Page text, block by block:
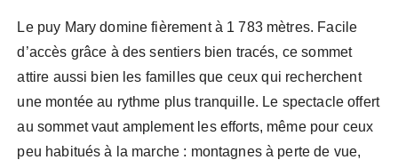
Le puy Mary domine fièrement à 1 783 mètres. Facile
d’accès grâce à des sentiers bien tracés, ce sommet
attire aussi bien les familles que ceux qui recherchent
une montée au rythme plus tranquille. Le spectacle offert
au sommet vaut amplement les efforts, même pour ceux
peu habitués à la marche : montagnes à perte de vue,